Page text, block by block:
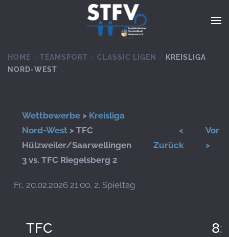
Zum Hauptinhalt springen
HOME TEAMSPORT CLASSIC LIGEN
KREISLIGA
NORD-WEST
Wettbewerbe > Kreisliga
Nord-West > TFC
Hülzweiler/Saarwellingen
3 vs. TFC Riegelsberg 2
<
Zurück
Vor
>
Fr., 20.02.2026 21:00, 2. Spieltag
TFC